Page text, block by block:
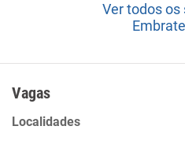
Ver todos os
Vagas
Localidades